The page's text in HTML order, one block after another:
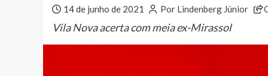
14 de junho de 2021 Por Lindenberg Júnior
Vila Nova acerta com meia ex-Mirassol